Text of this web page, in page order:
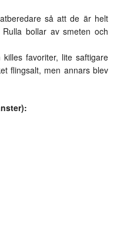
så att de är helt
bollar av smeten och
favoriter, lite saftigare
flingsalt, men annars blev